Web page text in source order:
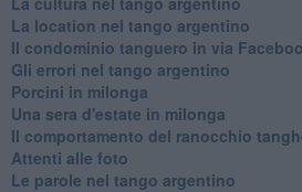
La location nel tango argentino
Il condominio tanguero in via
Gli errori nel tango argentino
Porcini in milonga
Una sera d'estate in milonga
Il comportamento del ranocchio
Attenti alle foto
Le parole nel tango argentino